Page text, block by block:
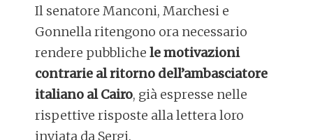
Il senatore Manconi, Marchesi e
Gonnella ritengono ora necessario
rendere pubblichele motivazioni
contrarie al ritorno dell’ambasciatore
italiano al Cairo, già espresse nelle
rispettive risposte alla lettera loro
inviata da Sergi.